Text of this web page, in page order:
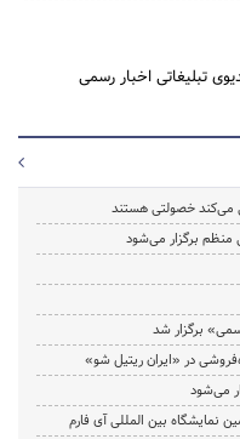
تبلیغاتی اخبار رسمی
می‌کند خصولتی هستند
منظم برگزار می‌شود
برگزار شد
در «ایران ریتیل شو»
می‌شود
نمایشگاه بین المللی آی فارم